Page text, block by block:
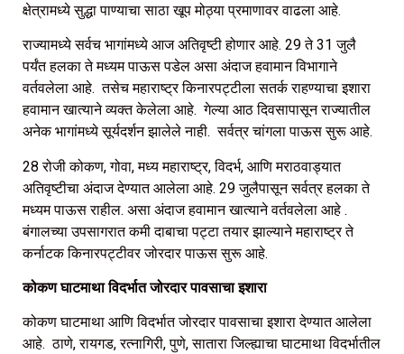
क्षेत्रामध्ये सुद्धा पाण्याचा साठा खूप मोठ्या प्रमाणावर वाढला आहे.
राज्यामध्ये सर्वच भागांमध्ये आज अतिवृष्टी होणार आहे. 29 ते 31 जुलै
पर्यंत हलका ते मध्यम पाऊस पडेल असा अंदाज हवामान विभागाने
वर्तवलेला आहे. तसेच महाराष्ट्र किनारपट्टीला सतर्क राहण्याचा इशारा
हवामान खात्याने व्यक्त केलेला आहे. गेल्या आठ दिवसापासून राज्यातील
अनेक भागांमध्ये सूर्यदर्शन झालेले नाही. सर्वत्र चांगला पाऊस सुरू आहे.
28 रोजी कोकण, गोवा, मध्य महाराष्ट्र, विदर्भ, आणि मराठवाड्यात
अतिवृष्टीचा अंदाज देण्यात आलेला आहे. 29 जुलैपासून सर्वत्र हलका ते
मध्यम पाऊस राहील. असा अंदाज हवामान खात्याने वर्तवलेला आहे .
बंगालच्या उपसागरात कमी दाबाचा पट्टा तयार झाल्याने महाराष्ट्र ते
कर्नाटक किनारपट्टीवर जोरदार पाऊस सुरू आहे.
कोकण घाटमाथा विदर्भात जोरदार पावसाचा इशारा
कोकण घाटमाथा आणि विदर्भात जोरदार पावसाचा इशारा देण्यात आलेला
आहे. ठाणे, रायगड, रत्नागिरी, पुणे, सातारा जिल्ह्याचा घाटमाथा विदर्भातील